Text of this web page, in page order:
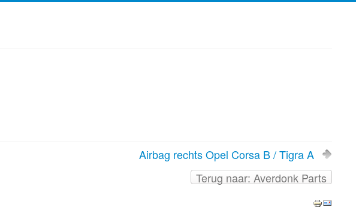
Airbag rechts Opel Corsa B / Tigra A
Terug naar: Averdonk Parts